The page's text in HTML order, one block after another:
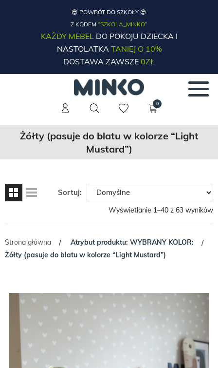
😎 POWRÓT DO SZKOŁY 😎
Z KODEM “SZKOLA_MINKO”
KAŻDY MEBELDO POKOJU DZIECKA I
NASTOLATKATANIEJ O 10%
DOSTAWA ZAWSZE 0ZŁ
0
Żółty (pasuje do blatu w kolorze “Light
Mustard”)
Sortuj:
Wyświetlanie 1–40 z 63 wyników
Strona główna / Atrybut produktu: WYBRANY KOLOR:
/
Żółty (pasuje do blatu w kolorze “Light Mustard”)